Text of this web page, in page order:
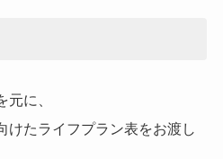
に、
けたライフプラン表をお渡し